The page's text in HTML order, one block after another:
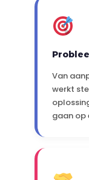
Van
werkt
gaan op